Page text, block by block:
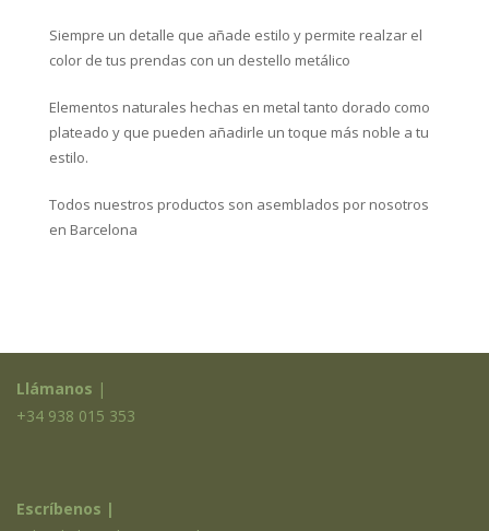
elegir
la
de
producto
Siempre un detalle que añade estilo y permite realzar el
color de tus prendas con un destello metálico
Elementos naturales hechas en metal tanto dorado como
plateado y que pueden añadirle un toque más noble a tu
estilo.
Todos nuestros productos son asemblados por nosotros
en Barcelona
Llámanos |
+34 938 015 353
Escríbenos |